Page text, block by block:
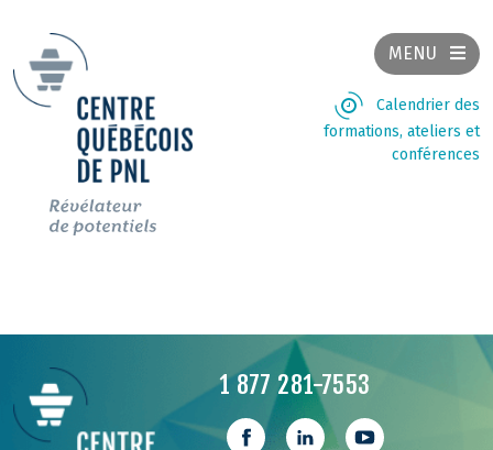
MENU
Calendrier des
formations, ateliers et
conférences
1 877 281-7553